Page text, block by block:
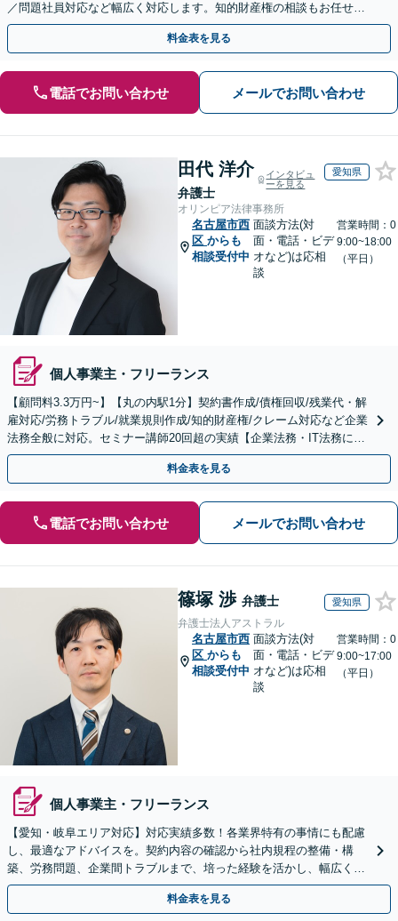
／問題社員対応など幅広く対応します。知的財産権の相談もお任せ！
【顧問契約も受付中】【完全個室】【浄心駅2分】
料金表を見る
電話でお問い合わせ メールでお問い合わせ
田代 洋介
弁護士
インタビュ
ーを見る
愛知県
オリンピア法律事務所
名古屋市西
区 からも
相談受付中
面談方法(対
面・電話・ビデ
オなど)は応相
談
営業時間：0
9:00~18:00
（平日）
個人事業主・フリーランス
【顧問料3.3万円~】【丸の内駅1分】契約書作成/債権回収/残業代・解
雇対応/労務トラブル/就業規則作成/知的財産権/クレーム対応など企業
法務全般に対応。セミナー講師20回超の実績【企業法務・IT法務に精
通】
料金表を見る
電話でお問い合わせ メールでお問い合わせ
篠塚 渉 弁護士 愛知県
弁護士法人アストラル
名古屋市西
区 からも
相談受付中
面談方法(対
面・電話・ビデ
オなど)は応相
談
営業時間：0
9:00~17:00
（平日）
個人事業主・フリーランス
【愛知・岐阜エリア対応】対応実績多数！各業界特有の事情にも配慮
し、最適なアドバイスを。契約内容の確認から社内規程の整備・構
築、労務問題、企業間トラブルまで、培った経験を活かし、幅広く対
応いたします【オンライン面談OK（顧問締結後）】
料金表を見る